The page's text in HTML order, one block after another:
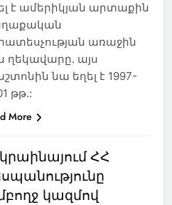
է ամերիկյան արտաքին
առաջին
ղեկավարը. այս
նա եղել է 1997-
թթ.:
More
ՀՀ
կազմով